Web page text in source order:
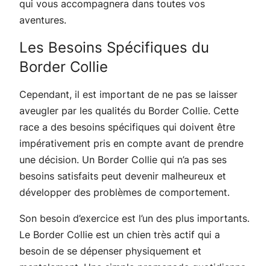
qui vous accompagnera dans toutes vos
aventures.
Les Besoins Spécifiques du
Border Collie
Cependant, il est important de ne pas se laisser
aveugler par les qualités du Border Collie. Cette
race a des besoins spécifiques qui doivent être
impérativement pris en compte avant de prendre
une décision. Un Border Collie qui n’a pas ses
besoins satisfaits peut devenir malheureux et
développer des problèmes de comportement.
Son besoin d’exercice est l’un des plus importants.
Le Border Collie est un chien très actif qui a
besoin de se dépenser physiquement et